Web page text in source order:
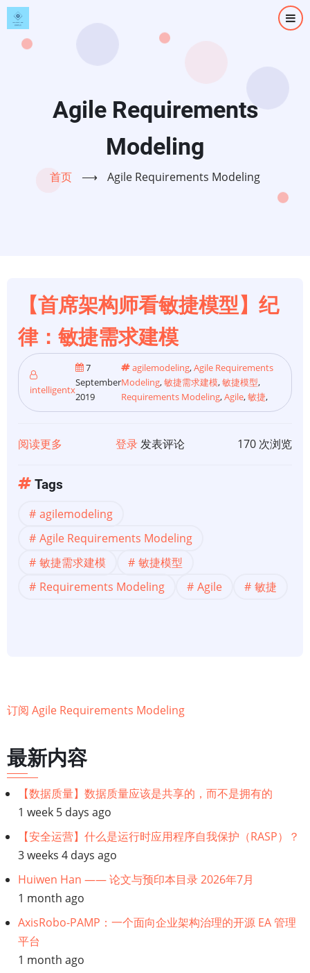
跳
转
Agile Requirements
Modeling
首页 ⟶ Agile Requirements Modeling
【首席架构师看敏捷模型】纪
律：敏捷需求建模
intelligentx
7
September
2019
agilemodeling,Agile Requirements
Modeling,敏捷需求建模,敏捷模型,
Requirements Modeling,Agile,敏捷,
阅读更多
架
构
师
敏
敏
求
模
登录发表评论 170 次浏览
Tags
agilemodeling
Agile Requirements Modeling
敏捷需求建模
敏捷模型
Requirements Modeling
Agile 敏捷
订阅 Agile Requirements Modeling
最新内容
【数据质量】数据质量应该是共享的，而不是拥有的
1 week 5 days ago
【安全运营】什么是运行时应用程序自我保护（RASP）？
3 weeks 4 days ago
Huiwen Han —— 论文与预印本目录 2026年7月
1 month ago
AxisRobo-PAMP：一个面向企业架构治理的开源 EA 管理
平台
1 month ago